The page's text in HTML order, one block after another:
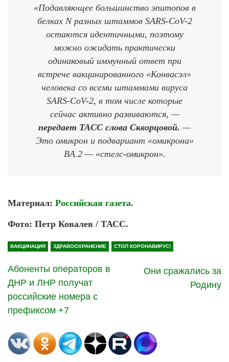
«Подавляющее большинство эпитопов в
белках N разных штаммов SARS-CoV-2
остаются идентичными, поэтому
можно ожидать практически
одинаковый иммунный ответ при
встрече вакцинированного «Конвасэл»
человека со всеми штаммами вируса
SARS-CoV-2, в том числе которые
сейчас активно развиваются, —
передает ТАСС слова Скворцовой. —
Это омикрон и подвариант «омикрона»
BA.2 — «стелс-омикрон».
Материал: Российская газета.
Фото: Петр Ковалев / ТАСС.
ВАКЦИНАЦИЯ ЗДРАВООХРАНЕНИЕ СТОП КОРОНАВИРУС!
Абоненты операторов в
ДНР и ЛНР получат
российские номера с
префиксом +7
Они сражались за
Родину